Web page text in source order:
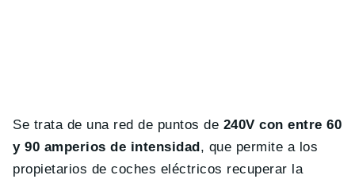
Se trata de una red de puntos de 240V con entre 60
y 90 amperios de intensidad, que permite a los
propietarios de coches eléctricos recuperar la